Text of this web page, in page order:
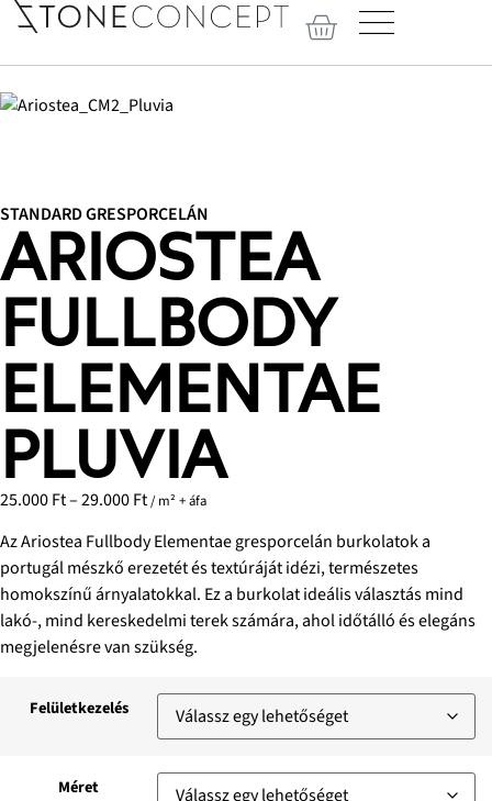
STANDARD GRESPORCELÁN
ARIOSTEA
FULLBODY
ELEMENTAE
PLUVIA
25.000Ft–29.000Ft/ m² + áfa
Az Ariostea Fullbody Elementae gresporcelán burkolatok a
portugál mészkő erezetét és textúráját idézi, természetes
homokszínű árnyalatokkal. Ez a burkolat ideális választás mind
lakó-, mind kereskedelmi terek számára, ahol időtálló és elegáns
megjelenésre van szükség.
Felületkezelés
Méret